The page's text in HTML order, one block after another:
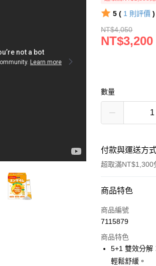
5 ( 1 則評價 )
NT$4,050
NT$3,200
數量
付款與運送方
超取滿NT$1,300
付款方式
信用卡一次付款
LINE Pay
Apple Pay
商品特色
商品編號
7115879
商品特色
5+1 雙效分解
輕鬆舒緩。